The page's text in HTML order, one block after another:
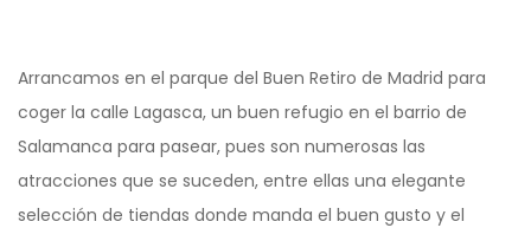
Arrancamos en el parque del Buen Retiro de Madrid para
coger la calle Lagasca, un buen refugio en el barrio de
Salamanca para pasear, pues son numerosas las
atracciones que se suceden, entre ellas una elegante
selección de tiendas donde manda el buen gusto y el